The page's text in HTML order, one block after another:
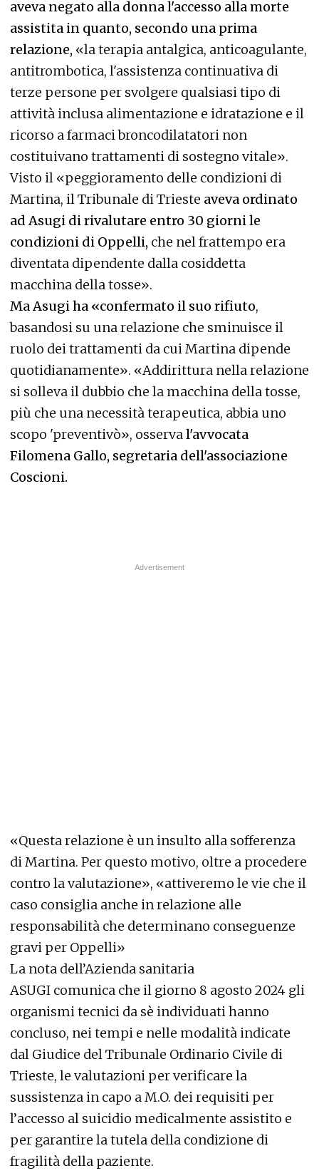
aveva negato alla donna l'accesso alla morte
assistita in quanto, secondo una prima
relazione, «la terapia antalgica, anticoagulante,
antitrombotica, l'assistenza continuativa di
terze persone per svolgere qualsiasi tipo di
attività inclusa alimentazione e idratazione e il
ricorso a farmaci broncodilatatori non
costituivano trattamenti di sostegno vitale».
Visto il «peggioramento delle condizioni di
Martina, il Tribunale di Trieste aveva ordinato
ad Asugi di rivalutare entro 30 giorni le
condizioni di Oppelli, che nel frattempo era
diventata dipendente dalla cosiddetta
macchina della tosse».
Ma Asugi ha «confermato il suo rifiuto,
basandosi su una relazione che sminuisce il
ruolo dei trattamenti da cui Martina dipende
quotidianamente». «Addirittura nella relazione
si solleva il dubbio che la macchina della tosse,
più che una necessità terapeutica, abbia uno
scopo 'preventivò», osserva l'avvocata
Filomena Gallo, segretaria dell'associazione
Coscioni.
«Questa relazione è un insulto alla sofferenza
di Martina. Per questo motivo, oltre a procedere
contro la valutazione», «attiveremo le vie che il
caso consiglia anche in relazione alle
responsabilità che determinano conseguenze
gravi per Oppelli»
La nota dell’Azienda sanitaria
ASUGI comunica che il giorno 8 agosto 2024 gli
organismi tecnici da sè individuati hanno
concluso, nei tempi e nelle modalità indicate
dal Giudice del Tribunale Ordinario Civile di
Trieste, le valutazioni per verificare la
sussistenza in capo a M.O. dei requisiti per
l’accesso al suicidio medicalmente assistito e
per garantire la tutela della condizione di
fragilità della paziente.